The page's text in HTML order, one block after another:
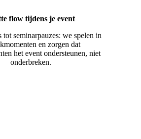
flow tijdens je event
tot seminarpauzes: we spelen in
en zorgen dat
het event ondersteunen, niet
onderbreken.